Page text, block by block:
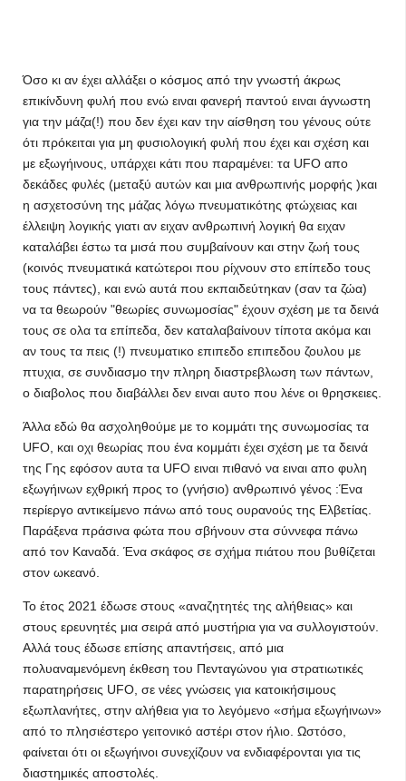
Όσο κι αν έχει αλλάξει ο κόσμος από την γνωστή άκρως
επικίνδυνη φυλή που ενώ ειναι φανερή παντού ειναι άγνωστη
για την μάζα(!) που δεν έχει καν την αίσθηση του γένους ούτε
ότι πρόκειται για μη φυσιολογική φυλή που έχει και σχέση και
με εξωγήινους, υπάρχει κάτι που παραμένει: τα UFO απο
δεκάδες φυλές (μεταξύ αυτών και μια ανθρωπινής μορφής )και
η ασχετοσύνη της μάζας λόγω πνευματικότης φτώχειας και
έλλειψη λογικής γιατι αν ειχαν ανθρωπινή λογική θα ειχαν
καταλάβει έστω τα μισά που συμβαίνουν και στην ζωή τους
(κοινός πνευματικά κατώτεροι που ρίχνουν στο επίπεδο τους
τους πάντες), και ενώ αυτά που εκπαιδεύτηκαν (σαν τα ζώα)
να τα θεωρούν "θεωρίες συνωμοσίας" έχουν σχέση με τα δεινά
τους σε ολα τα επίπεδα, δεν καταλαβαίνουν τίποτα ακόμα και
αν τους τα πεις (!) πνευματικο επιπεδο επιπεδου ζουλου με
πτυχια, σε συνδιασμο την πληρη διαστρεβλωση των πάντων,
ο διαβολος που διαβάλλει δεν ειναι αυτο που λένε οι θρησκειες.
Άλλα εδώ θα ασχοληθούμε με το κομμάτι της συνωμοσίας τα
UFO, και οχι θεωρίας που ένα κομμάτι έχει σχέση με τα δεινά
της Γης εφόσον αυτα τα UFO ειναι πιθανό να ειναι απο φυλη
εξωγήινων εχθρική προς το (γνήσιο) ανθρωπινό γένος :Ένα
περίεργο αντικείμενο πάνω από τους ουρανούς της Ελβετίας.
Παράξενα πράσινα φώτα που σβήνουν στα σύννεφα πάνω
από τον Καναδά. Ένα σκάφος σε σχήμα πιάτου που βυθίζεται
στον ωκεανό.
Το έτος 2021 έδωσε στους «αναζητητές της αλήθειας» και
στους ερευνητές μια σειρά από μυστήρια για να συλλογιστούν.
Αλλά τους έδωσε επίσης απαντήσεις, από μια
πολυαναμενόμενη έκθεση του Πενταγώνου για στρατιωτικές
παρατηρήσεις UFO, σε νέες γνώσεις για κατοικήσιμους
εξωπλανήτες, στην αλήθεια για το λεγόμενο «σήμα εξωγήινων»
από το πλησιέστερο γειτονικό αστέρι στον ήλιο. Ωστόσο,
φαίνεται ότι οι εξωγήινοι συνεχίζουν να ενδιαφέρονται για τις
διαστημικές αποστολές.